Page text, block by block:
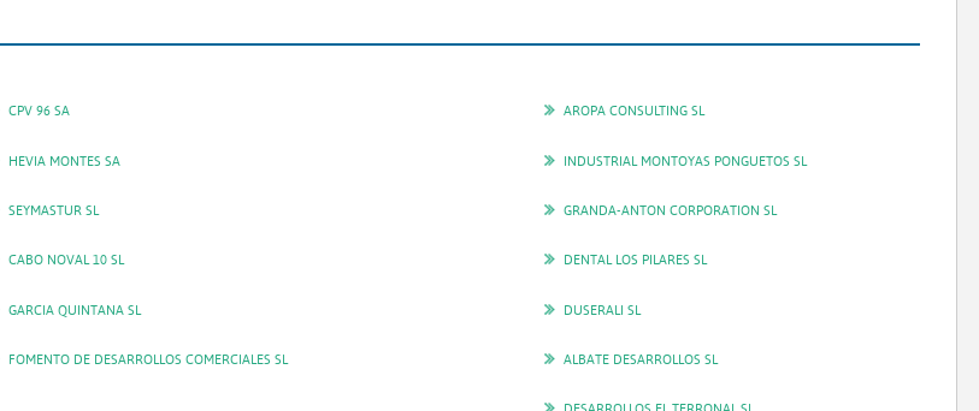
CPV 96 SA AROPA CONSULTING SL
HEVIA MONTES SA INDUSTRIAL MONTOYAS PONGUETOS SL
SEYMASTUR SL GRANDA-ANTON CORPORATION SL
CABO NOVAL 10 SL DENTAL LOS PILARES SL
GARCIA QUINTANA SL DUSERALI SL
FOMENTO DE DESARROLLOS COMERCIALES SL ALBATE DESARROLLOS SL